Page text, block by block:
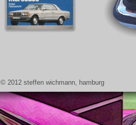
© 2012 steffen wichmann, hamburg